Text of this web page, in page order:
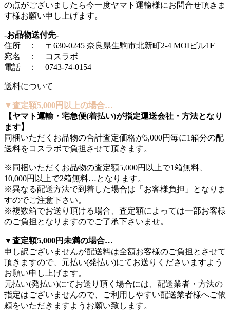
の点がございましたら今一度ヤマト運輸様にお問合せ頂きま
す様お願い申し上げます。
-お品物送付先-
住所 ： 〒630-0245 奈良県生駒市北新町2-4 MOIビル1F
宛名 ： コスラボ
電話 ： 0743-74-0154
送料について
▼査定額5,000円以上の場合…
【ヤマト運輸・宅急便(着払い)が指定運送会社・方法となり
ます】
同梱いただくお品物の合計査定価格が5,000円毎に1箱分の配
送料をコスラボで負担させて頂きます。
※同梱いただくお品物の査定額5,000円以上で1箱無料、
10,000円以上で2箱無料…となります。
※異なる配送方法で到着した場合は「お客様負担」となりま
すのでご注意下さい。
※複数箱でお送り頂ける場合、査定額によっては一部お客様
のご負担となりますのでご了承下さいませ。
▼査定額5,000円未満の場合…
申し訳ございませんが配送料は全額お客様のご負担とさせて
頂きますので、元払い(発払い)にてお送りくださいますよう
お願い申し上げます。
元払い(発払い)にてお送り頂く場合には、配送業者・方法の
指定はございませんので、ご利用しやすい配送業者様へご依
頼をいただきますようお願い致します。